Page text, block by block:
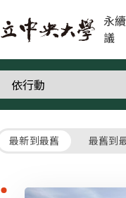
永
議
最新到最舊 最舊到